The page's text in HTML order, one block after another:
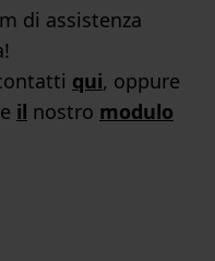
di assistenza
qui, oppure
il nostro modulo